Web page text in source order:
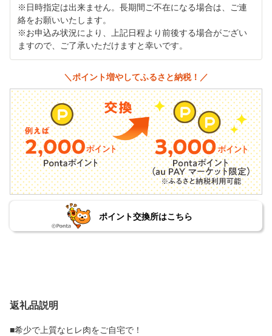
※日時指定は出来ません。長期間ご不在になる場合は、ご連
絡をお願いいたします。
※お申込み状況により、上記日程より前後する場合がござい
ますので、ご了承いただけますと幸いです。
＼ポイント増やしてふるさと納税！／
ポイント交換所はこちら
返礼品説明
■希少で上質なヒレ肉をご自宅で！